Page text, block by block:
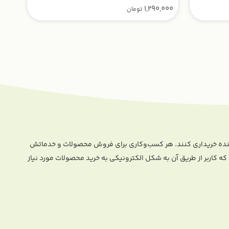
1,290,000 تومان
خریداری کنند. هر کسب‌و‌کاری برای فروش محصولات و خدماتش
از طریق آن به شکل الکترونیکی به خرید محصولات مورد نیاز